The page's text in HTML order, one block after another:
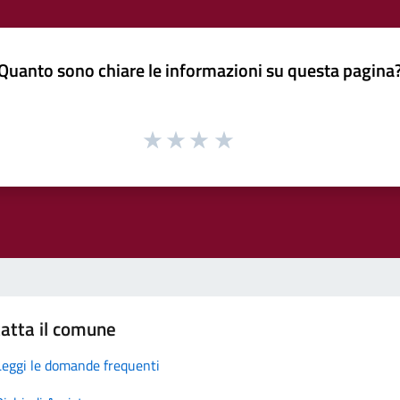
sono chiare le informazioni su questa
il comune
le domande frequenti